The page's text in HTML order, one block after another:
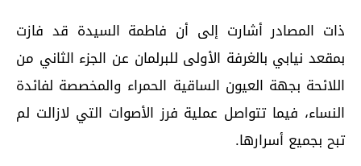
ذات المصادر أشارت إلى أن فاطمة السيدة قد فازت
بمقعد نيابي بالغرفة الأولى للبرلمان عن الجزء الثاني من
اللائحة بجهة العيون الساقية الحمراء والمخصصة لفائدة
النساء، فيما تتواصل عملية فرز الأصوات التي لازالت لم
تبح بجميع أسرارها.